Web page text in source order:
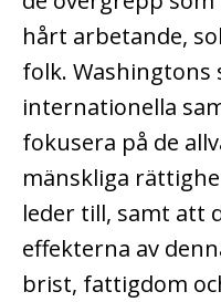
hårt arbetande,
folk.
internationella
fokusera på de
mänskliga
leder till, samt att
effekterna av
brist, fattigdom